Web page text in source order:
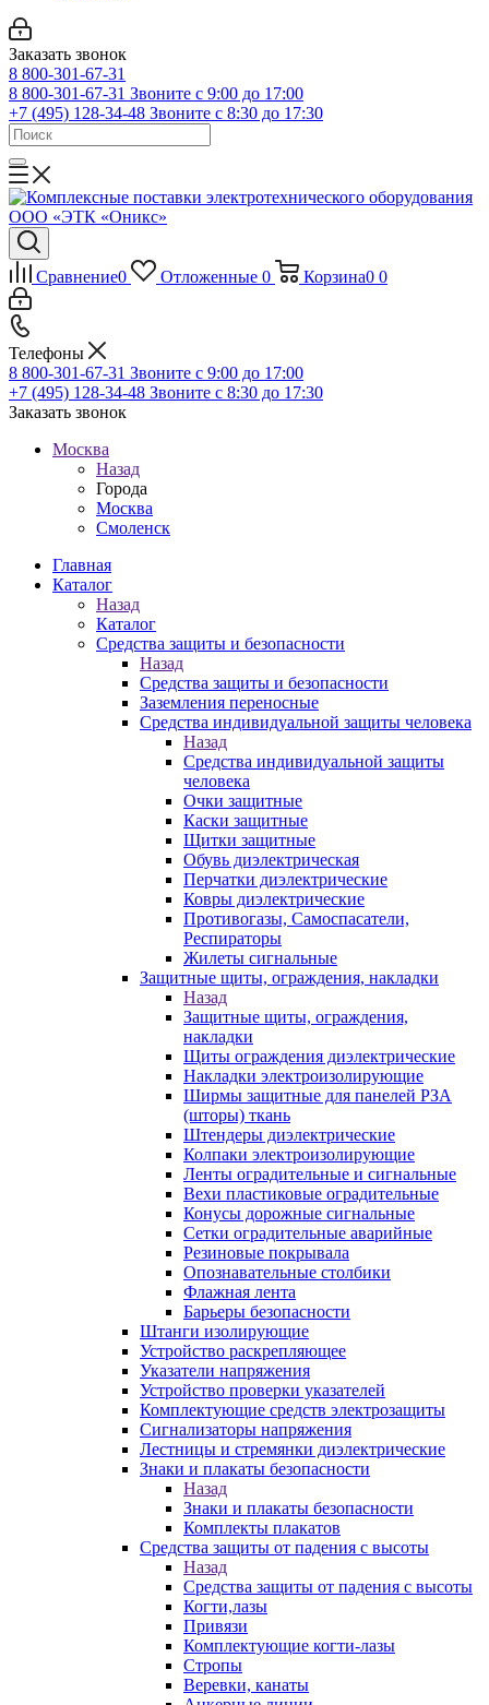
Заказать звонок
8 800-301-67-31
8 800-301-67-31 Звоните с 9:00 до 17:00
+7 (495) 128-34-48 Звоните с 8:30 до 17:30
Сравнение0 Отложенные 0 Корзина0 0
Телефоны
8 800-301-67-31 Звоните с 9:00 до 17:00
+7 (495) 128-34-48 Звоните с 8:30 до 17:30
Заказать звонок
Москва
Назад
Города
Москва
Смоленск
Главная
Каталог
Назад
Каталог
Средства защиты и безопасности
Назад
Средства защиты и безопасности
Заземления переносные
Средства индивидуальной защиты человека
Назад
Средства индивидуальной защиты
человека
Очки защитные
Каски защитные
Щитки защитные
Обувь диэлектрическая
Перчатки диэлектрические
Ковры диэлектрические
Противогазы, Самоспасатели,
Респираторы
Жилеты сигнальные
Защитные щиты, ограждения, накладки
Назад
Защитные щиты, ограждения,
накладки
Щиты ограждения диэлектрические
Накладки электроизолирующие
Ширмы защитные для панелей РЗА
(шторы) ткань
Штендеры диэлектрические
Колпаки электроизолирующие
Ленты оградительные и сигнальные
Вехи пластиковые оградительные
Конусы дорожные сигнальные
Сетки оградительные аварийные
Резиновые покрывала
Опознавательные столбики
Флажная лента
Барьеры безопасности
Штанги изолирующие
Устройство раскрепляющее
Указатели напряжения
Устройство проверки указателей
Комплектующие средств электрозащиты
Сигнализаторы напряжения
Лестницы и стремянки диэлектрические
Знаки и плакаты безопасности
Назад
Знаки и плакаты безопасности
Комплекты плакатов
Средства защиты от падения с высоты
Назад
Средства защиты от падения с высоты
Когти,лазы
Привязи
Комплектующие когти-лазы
Стропы
Веревки, канаты